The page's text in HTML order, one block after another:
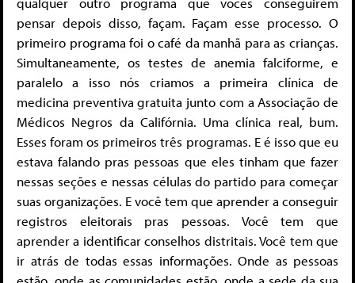
pensar depois disso, façam. Façam esse processo. O
primeiro programa foi o café da manhã para as crianças.
Simultaneamente, os testes de anemia falciforme, e
paralelo a isso nós criamos a primeira clínica de
medicina preventiva gratuita junto com a Associação de
Médicos Negros da Califórnia. Uma clínica real, bum.
Esses foram os primeiros três programas. E é isso que eu
estava falando pras pessoas que eles tinham que fazer
nessas seções e nessas células do partido para começar
suas organizações. E você tem que aprender a conseguir
registros eleitorais pras pessoas. Você tem que
aprender a identificar conselhos distritais. Você tem que
ir atrás de todas essas informações. Onde as pessoas